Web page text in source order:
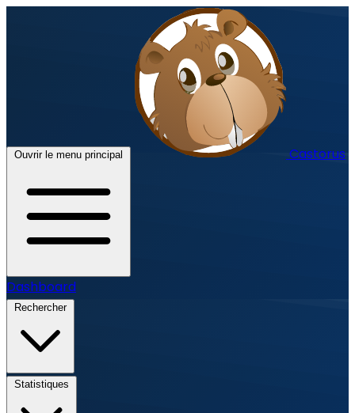
Ouvrir le menu principal Castorus
Dashboard
Rechercher
Statistiques